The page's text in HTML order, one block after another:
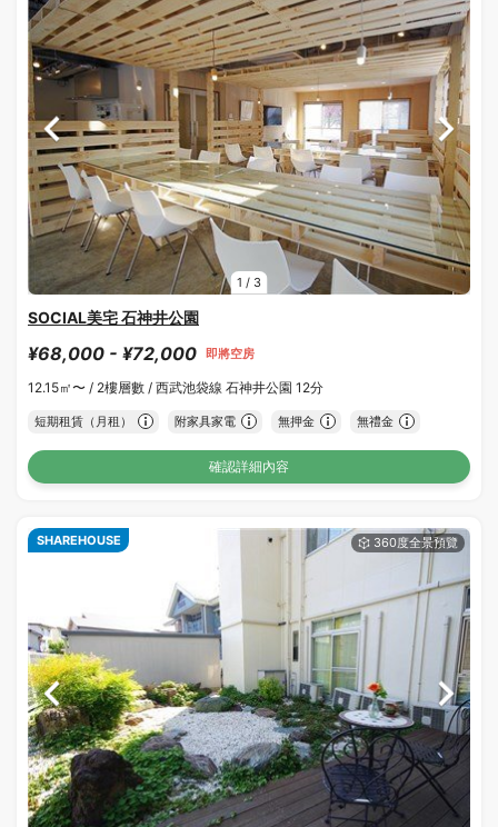
1 / 3
SOCIAL美宅 石神井公園
¥68,000 - ¥72,000 即將空房
12.15㎡〜 / 2樓層數 / 西武池袋線 石神井公園 12分
短期租賃（月租） 附家具家電 無押金 無禮金
確認詳細內容
SHAREHOUSE